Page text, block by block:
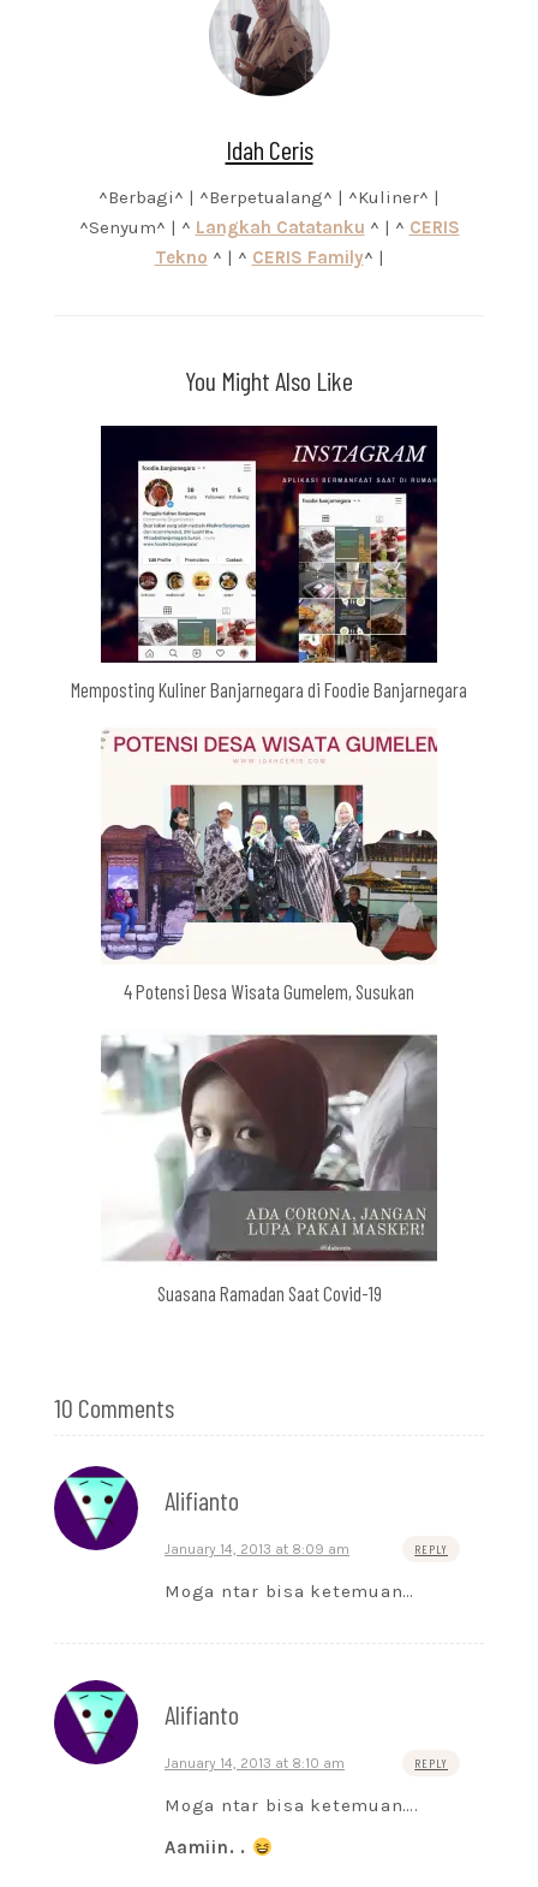
Idah Ceris
^Berbagi^ | ^Berpetualang^ | ^Kuliner^ |
^Senyum^ | ^ Langkah Catatanku ^ | ^ CERIS
Tekno ^ | ^ CERIS Family^ |
You Might Also Like
Memposting Kuliner Banjarnegara di Foodie Banjarnegara
4 Potensi Desa Wisata Gumelem, Susukan
Suasana Ramadan Saat Covid-19
10 Comments
Alifianto
January 14, 2013 at 8:09 am REPLY
Moga ntar bisa ketemuan…
Alifianto
January 14, 2013 at 8:10 am REPLY
Moga ntar bisa ketemuan….
Aamiin. .